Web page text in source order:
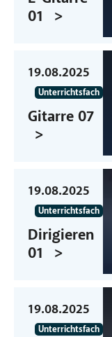
01
19.08.2025
Unterrichtsfach
Gitarre 07
19.08.2025
Unterrichtsfach
Dirigieren
01
19.08.2025
Unterrichtsfach